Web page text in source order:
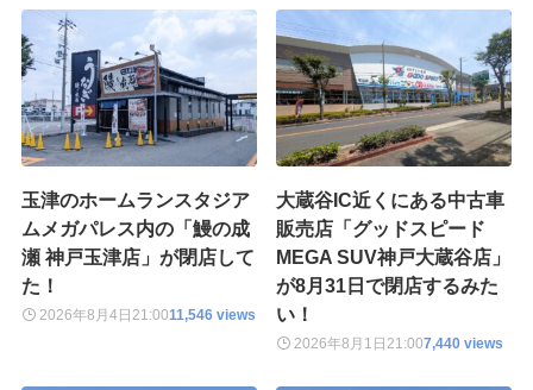
玉津のホームランスタジア
ムメガパレス内の「鰻の成
瀬 神戸玉津店」が閉店して
た！
2026年8月4日 21:0011,546 views
大蔵谷IC近くにある中古車
販売店「グッドスピード
MEGA SUV神戸大蔵谷店」
が8月31日で閉店するみた
い！
2026年8月1日21:007,440 views